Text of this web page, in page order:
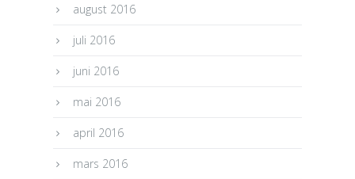
august 2016
juli 2016
juni 2016
mai 2016
april 2016
mars 2016